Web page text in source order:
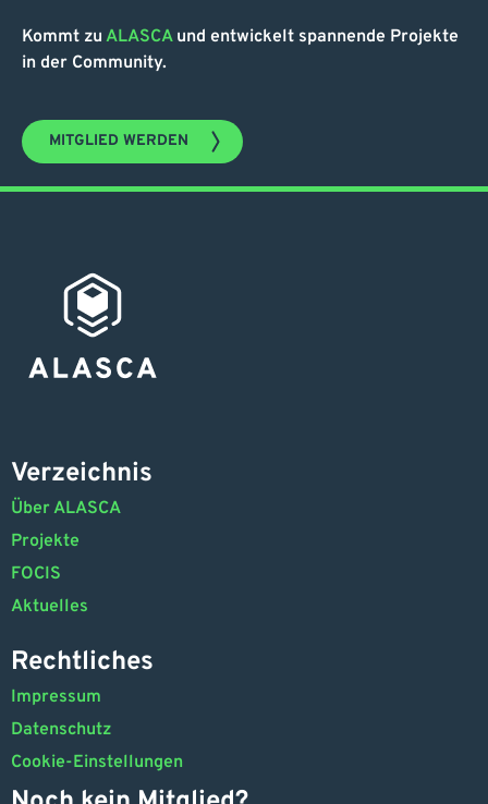
Kommt zu ALASCAund entwickelt spannende Projekte
in der Community.
MITGLIED WERDEN
Verzeichnis
Über ALASCA
Projekte
FOCIS
Aktuelles
Rechtliches
Impressum
Datenschutz
Cookie-Einstellungen